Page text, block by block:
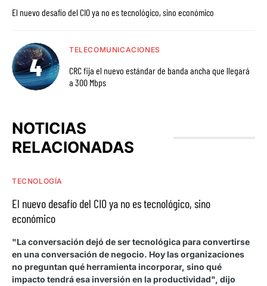
El nuevo desafío del CIO ya no es tecnológico, sino económico
TELECOMUNICACIONES
CRC fija el nuevo estándar de banda ancha que llegará
a 300 Mbps
NOTICIAS
RELACIONADAS
TECNOLOGÍA
El nuevo desafío del CIO ya no es tecnológico, sino
económico
"La conversación dejó de ser tecnológica para convertirse
en una conversación de negocio. Hoy las organizaciones
no preguntan qué herramienta incorporar, sino qué
impacto tendrá esa inversión en la productividad", dijo